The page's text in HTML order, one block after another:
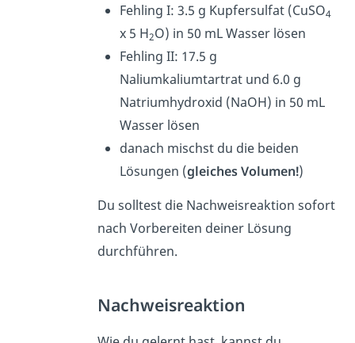
Fehling I: 3.5 g Kupfersulfat (CuSO4
x 5 H2O) in 50 mL Wasser lösen
Fehling II: 17.5 g
Naliumkaliumtartrat und 6.0 g
Natriumhydroxid (NaOH) in 50 mL
Wasser lösen
danach mischst du die beiden
Lösungen (gleiches Volumen!)
Du solltest die Nachweisreaktion sofort
nach Vorbereiten deiner Lösung
durchführen.
Nachweisreaktion